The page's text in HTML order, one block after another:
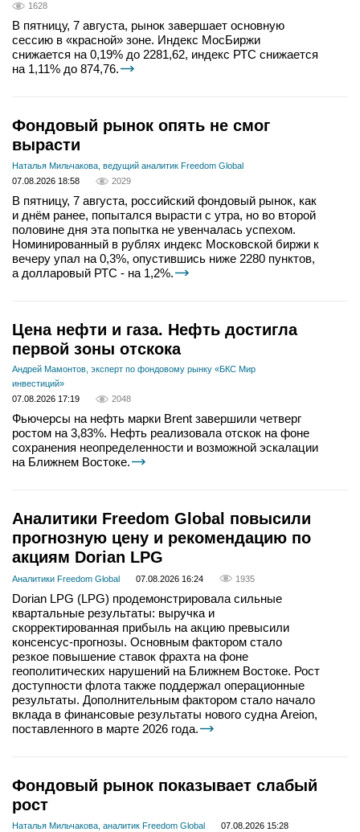
1628
В пятницу, 7 августа, рынок завершает основную
сессию в «красной» зоне. Индекс МосБиржи
снижается на 0,19% до 2281,62, индекс РТС снижается
на 1,11% до 874,76.
Фондовый рынок опять не смог
вырасти
Наталья Мильчакова, ведущий аналитик Freedom Global
07.08.2026 18:58
2029
В пятницу, 7 августа, российский фондовый рынок, как
и днём ранее, попытался вырасти с утра, но во второй
половине дня эта попытка не увенчалась успехом.
Номинированный в рублях индекс Московской биржи к
вечеру упал на 0,3%, опустившись ниже 2280 пунктов,
а долларовый РТС - на 1,2%.
Цена нефти и газа. Нефть достигла
первой зоны отскока
Андрей Мамонтов, эксперт по фондовому рынку «БКС Мир
инвестиций»
07.08.2026 17:19
2048
Фьючерсы на нефть марки Brent завершили четверг
ростом на 3,83%. Нефть реализовала отскок на фоне
сохранения неопределенности и возможной эскалации
на Ближнем Востоке.
Аналитики Freedom Global повысили
прогнозную цену и рекомендацию по
акциям Dorian LPG
Аналитики Freedom Global 07.08.2026 16:24 1935
Dorian LPG (LPG) продемонстрировала сильные
квартальные результаты: выручка и
скорректированная прибыль на акцию превысили
консенсус-прогнозы. Основным фактором стало
резкое повышение ставок фрахта на фоне
геополитических нарушений на Ближнем Востоке. Рост
доступности флота также поддержал операционные
результаты. Дополнительным фактором стало начало
вклада в финансовые результаты нового судна Areion,
поставленного в марте 2026 года.
Фондовый рынок показывает слабый
рост
Наталья Мильчакова, аналитик Freedom Global
07.08.2026 15:28